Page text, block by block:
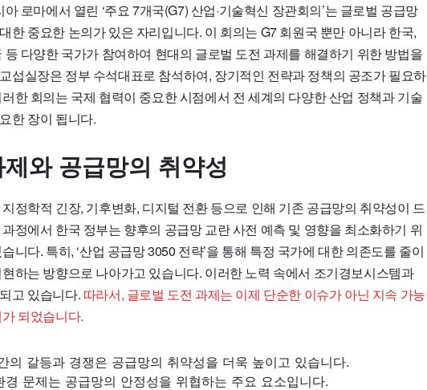
로마에서 열린 ‘주요 7개국(G7) 산업·기술혁신 장관회의’는 글로벌 공급망
한 중요한 논의가 있은 자리입니다. 이 회의는 G7 회원국 뿐만 아니라 한국,
다양한 국가가 참여하여 현대의 글로벌 도전 과제를 해결하기 위한 방법을
섭실장은 정부 수석대표로 참석하여, 장기적인 전략과 정책의 공조가 필요하
한 회의는 국제 협력이 중요한 시점에서 전 세계의 다양한 산업 정책과 기술
한 장이 됩니다.
와 공급망의 취약성
정학적 긴장, 기후변화, 디지털 전환 등으로 인해 기존 공급망의 취약성이 드
정에서 한국 정부는 향후의 공급망 교란 사전 예측 및 영향을 최소화하기 위
니다. 특히, ‘산업 공급망 3050 전략’을 통해 특정 국가에 대한 의존도를 줄이
하는 방향으로 나아가고 있습니다. 이러한 노력 속에서 조기경보시스템과
고 있습니다. 따라서, 글로벌 도전 과제는 이제 단순한 이슈가 아닌 지속 가능
되었습니다.
의 갈등과 경쟁은 공급망의 취약성을 더욱 높이고 있습니다.
경 문제는 공급망의 안정성을 위협하는 주요 요소입니다.